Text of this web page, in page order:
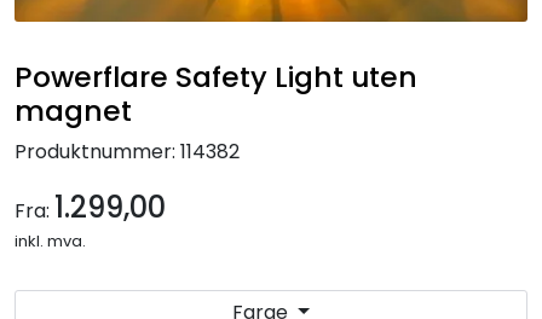
Powerflare Safety Light uten
magnet
Produktnummer: 114382
Fra: 1.299,00
inkl. mva.
Farge